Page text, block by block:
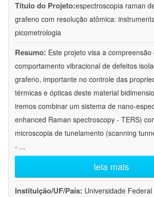
Título do Projeto:espectroscopia raman
grafeno com resolução atômica:
picometrologia
Resumo: Este projeto visa a compreensão
comportamento vibracional de defeitos
grafeno, importante no controle das
térmicas e ópticas deste material
iremos combinar um sistema de nano-
enhanced Raman spectroscopy - TERS)
microscopia de tunelamento (scanning
- ...
leia mais
Instituição/UF/País: Universidade